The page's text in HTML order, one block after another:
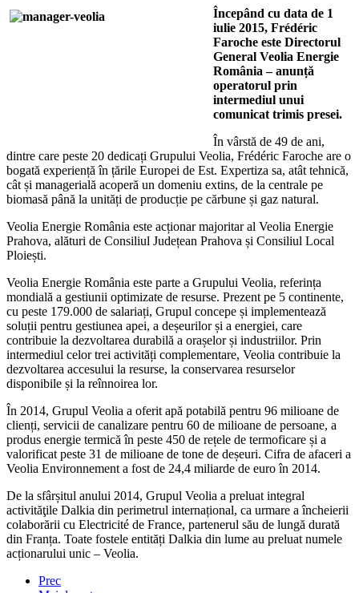
Începând cu data de 1
iulie 2015, Frédéric
Faroche este Directorul
General Veolia Energie
România – anunță
operatorul prin
intermediul unui
comunicat trimis presei.
În vârstă de 49 de ani,
dintre care peste 20 dedicați Grupului Veolia, Frédéric Faroche are o
bogată experiență în țările Europei de Est. Expertiza sa, atât tehnică,
cât și managerială acoperă un domeniu extins, de la centrale pe
biomasă până la unități de producție pe cărbune și gaz natural.
Veolia Energie România este acționar majoritar al Veolia Energie
Prahova, alături de Consiliul Județean Prahova și Consiliul Local
Ploiești.
Veolia Energie România este parte a Grupului Veolia, referința
mondială a gestiunii optimizate de resurse. Prezent pe 5 continente,
cu peste 179.000 de salariați, Grupul concepe și implementează
soluții pentru gestiunea apei, a deșeurilor și a energiei, care
contribuie la dezvoltarea durabilă a orașelor și industriilor. Prin
intermediul celor trei activități complementare, Veolia contribuie la
dezvoltarea accesului la resurse, la conservarea resurselor
disponibile și la reînnoirea lor.
În 2014, Grupul Veolia a oferit apă potabilă pentru 96 milioane de
clienți, servicii de canalizare pentru 60 de milioane de persoane, a
produs energie termică în peste 450 de rețele de termoficare și a
valorificat peste 31 de milioane de tone de deșeuri. Cifra de afaceri a
Veolia Environnement a fost de 24,4 miliarde de euro în 2014.
De la sfârșitul anului 2014, Grupul Veolia a preluat integral
activităţile Dalkia din perimetrul internațional, ca urmare a încheierii
colaborării cu Electricité de France, partenerul său de lungă durată
din Franța. Toate fostele entități Dalkia din lume au preluat numele
acționarului unic – Veolia.
Prec